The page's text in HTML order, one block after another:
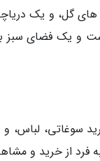
گل، و یک
است و یک فضای
سوغاتی، لباس،
فرد از خرید و